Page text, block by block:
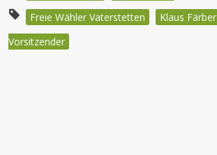
Freie Wähler Vaterstetten
Klaus Färber
Vorsitzender